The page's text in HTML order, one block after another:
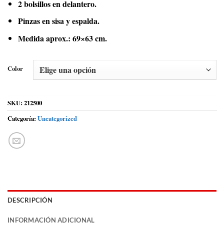
2 bolsillos en delantero.
Pinzas en sisa y espalda.
Medida aprox.: 69×63 cm.
Color
SKU: 212500
Categoría: Uncategorized
DESCRIPCIÓN
INFORMACIÓN ADICIONAL